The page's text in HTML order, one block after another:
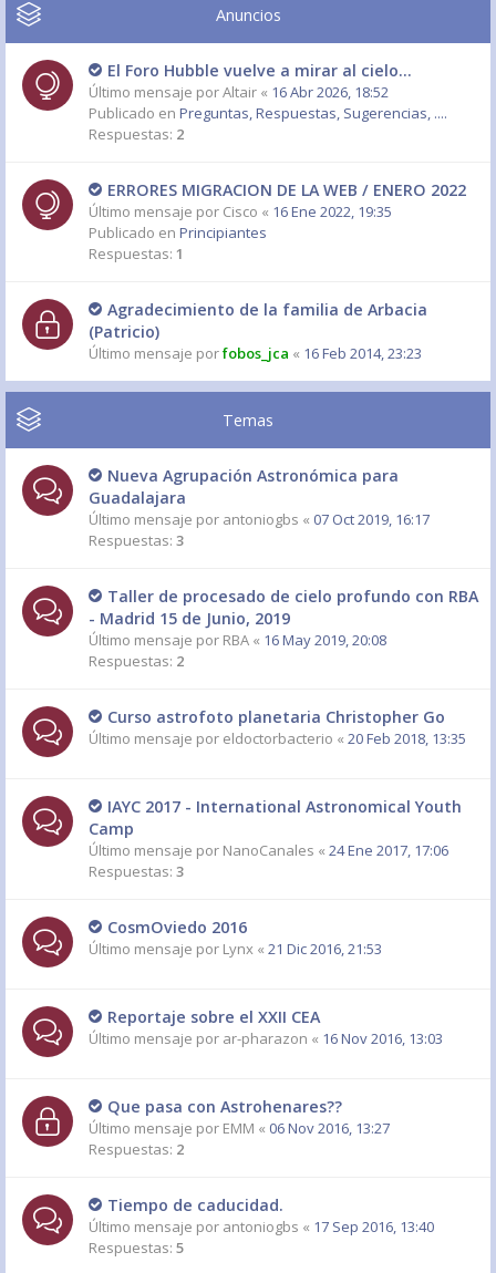
Anuncios
El Foro Hubble vuelve a mirar al cielo...
Último mensaje porAltair « 16 Abr 2026, 18:52
Publicado en Preguntas, Respuestas, Sugerencias, ....
Respuestas: 2
ERRORES MIGRACION DE LA WEB / ENERO 2022
Último mensaje por Cisco « 16 Ene 2022, 19:35
Publicado en Principiantes
Respuestas: 1
Agradecimiento de la familia de Arbacia
(Patricio)
Último mensaje porfobos_jca « 16 Feb 2014, 23:23
Temas
Nueva Agrupación Astronómica para
Guadalajara
Último mensaje por antoniogbs « 07 Oct 2019, 16:17
Respuestas: 3
Taller de procesado de cielo profundo con RBA
- Madrid 15 de Junio, 2019
Último mensaje por RBA « 16 May 2019, 20:08
Respuestas: 2
Curso astrofoto planetaria Christopher Go
Último mensaje por eldoctorbacterio « 20 Feb 2018, 13:35
IAYC 2017 - International Astronomical Youth
Camp
Último mensaje por NanoCanales « 24 Ene 2017, 17:06
Respuestas: 3
CosmOviedo 2016
Último mensaje por Lynx « 21 Dic 2016, 21:53
Reportaje sobre el XXII CEA
Último mensaje por ar-pharazon « 16 Nov 2016, 13:03
Que pasa con Astrohenares??
Último mensaje por EMM « 06 Nov 2016, 13:27
Respuestas: 2
Tiempo de caducidad.
Último mensaje por antoniogbs « 17 Sep 2016, 13:40
Respuestas: 5